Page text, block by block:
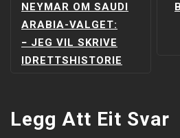
INNLEGGSNAVIGERING
NEYMAR OM SAUDI
ARABIA-VALGET:
− JEG VIL SKRIVE
IDRETTSHISTORIE
Legg Att Eit Svar